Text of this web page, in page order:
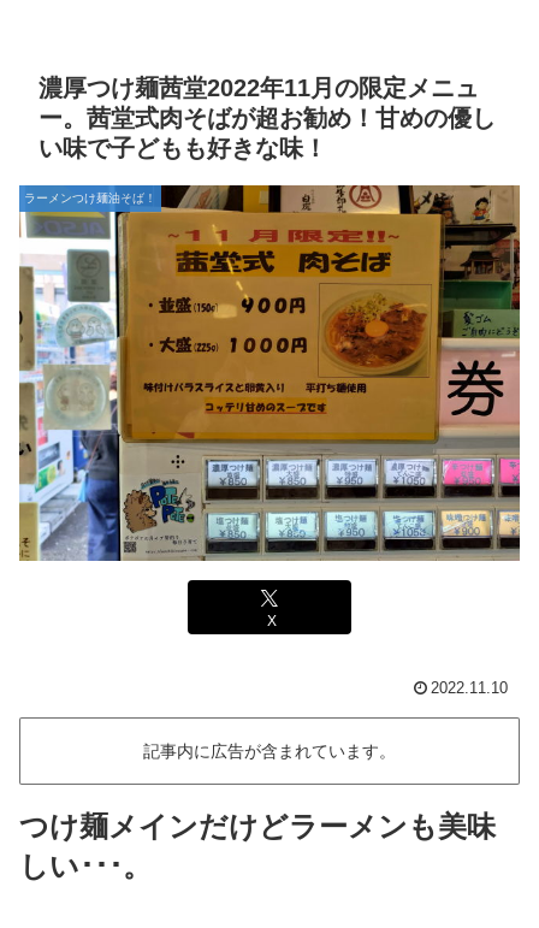
濃厚つけ麺茜堂2022年11月の限定メニュ
ー。茜堂式肉そばが超お勧め！甘めの優し
い味で子どもも好きな味！
ラーメンつけ麺油そば！
X
2022.11.10
記事内に広告が含まれています。
つけ麺メインだけどラーメンも美味
しい･･･。